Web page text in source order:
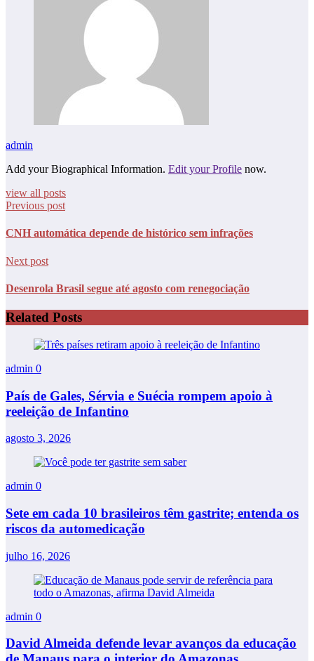
admin
Add your Biographical Information. Edit your Profile now.
view all posts
Previous post
CNH automática depende de histórico sem infrações
Next post
Desenrola Brasil segue até agosto com renegociação
Related Posts
admin 0
País de Gales, Sérvia e Suécia rompem apoio à
reeleição de Infantino
agosto 3, 2026
admin 0
Sete em cada 10 brasileiros têm gastrite; entenda os
riscos da automedicação
julho 16, 2026
admin 0
David Almeida defende levar avanços da educação